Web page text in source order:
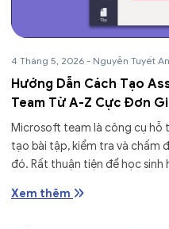
4 Tháng 5, 2026 - Nguyễn Tuyết
Hướng Dẫn Cách Tạo
Team Từ A-Z Cực Đơn
Microsoft team là công cụ hỗ
tạo bài tập, kiểm tra và chấm
đó. Rất thuận tiện để học sinh
Xem thêm